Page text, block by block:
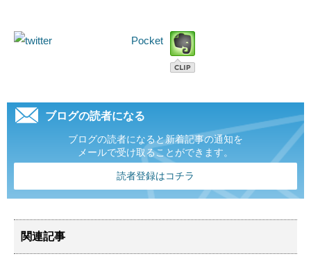
Pocket
ブログの読者になる
ブログの読者になると新着記事の通知を
メールで受け取ることができます。
読者登録はコチラ
関連記事